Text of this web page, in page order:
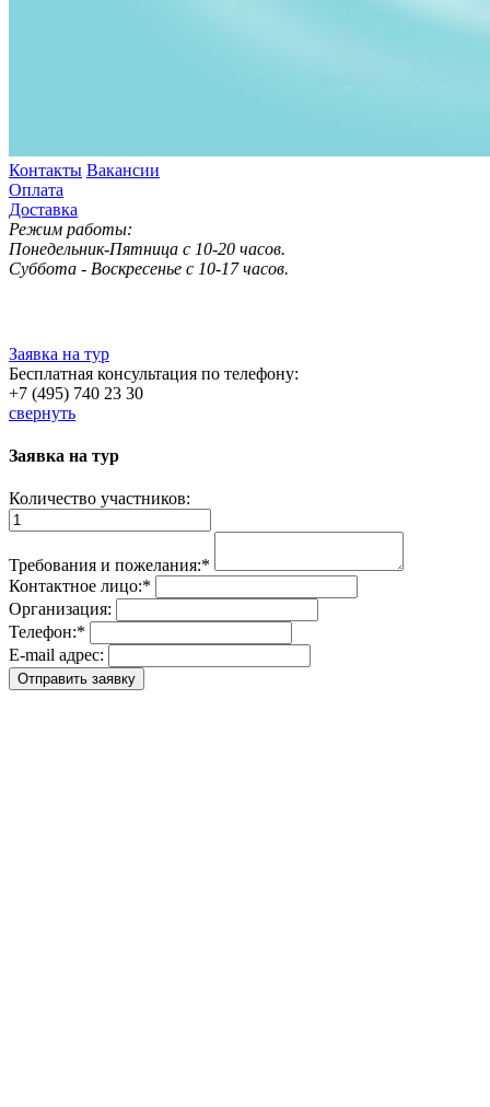
Контакты Вакансии
Оплата
Доставка
Режим работы:
Понедельник-Пятница с 10-20 часов.
Суббота - Воскресенье с 10-17 часов.
Заявка на тур
Бесплатная консультация по телефону:
+7 (495) 740 23 30
свернуть
Заявка на тур
Количество участников:
Требования и пожелания:*
Контактное лицо:*
Организация:
Телефон:*
E-mail адрес: